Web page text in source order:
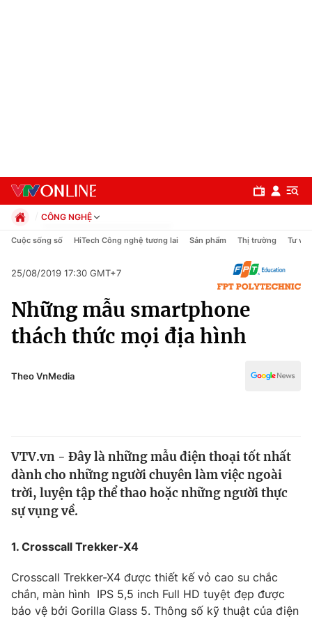
Chính trị
Thế giới
Tin tức
Kinh tế
Tài chính
Thị trường
Góc doanh nghiệp
Truyền hình
CÔNG NGHỆ
Chính trị
Pháp luật
Thể thao
Truyền hình
Văn hóa - Giải trí
Đời sống
Cuộc sống số HiTech Công nghệ tương lai Sản phẩm Thị trường Tư vấn
25/08/2019 17:30 GMT+7
Những mẫu smartphone
thách thức mọi địa hình
Theo VnMedia
VTV.vn - Đây là những mẫu điện thoại tốt nhất
dành cho những người chuyên làm việc ngoài
trời, luyện tập thể thao hoặc những người thực
sự vụng về.
1. Crosscall Trekker-X4
Crosscall Trekker-X4 được thiết kế vỏ cao su chắc
chắn, màn hình IPS 5,5 inch Full HD tuyệt đẹp được
bảo vệ bởi Gorilla Glass 5. Thông số kỹ thuật của điện